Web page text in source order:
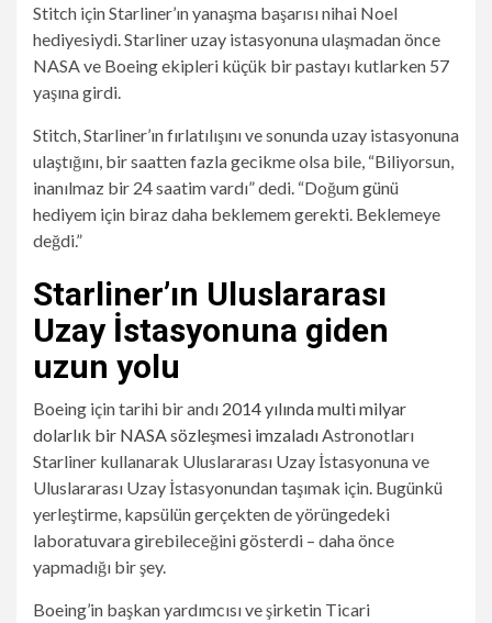
Stitch için Starliner’ın yanaşma başarısı nihai Noel
hediyesiydi. Starliner uzay istasyonuna ulaşmadan önce
NASA ve Boeing ekipleri küçük bir pastayı kutlarken 57
yaşına girdi.
Stitch, Starliner’ın fırlatılışını ve sonunda uzay istasyonuna
ulaştığını, bir saatten fazla gecikme olsa bile, “Biliyorsun,
inanılmaz bir 24 saatim vardı” dedi. “Doğum günü
hediyem için biraz daha beklemem gerekti. Beklemeye
değdi.”
Starliner’ın Uluslararası
Uzay İstasyonuna giden
uzun yolu
Boeing için tarihi bir andı 2014 yılında multi milyar
dolarlık bir NASA sözleşmesi imzaladıAstronotları
Starliner kullanarak Uluslararası Uzay İstasyonuna ve
Uluslararası Uzay İstasyonundan taşımak için. Bugünkü
yerleştirme, kapsülün gerçekten de yörüngedeki
laboratuvara girebileceğini gösterdi – daha önce
yapmadığı bir şey.
Boeing’in başkan yardımcısı ve şirketin Ticari